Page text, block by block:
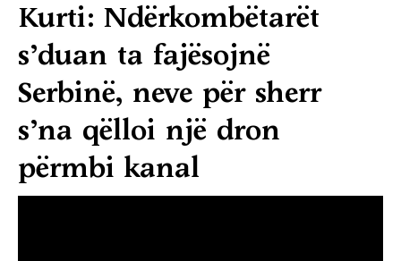
Kurti: Ndërkombëtarët
s’duan ta fajësojnë
Serbinë, neve për sherr
s’na qëlloi një dron
përmbi kanal